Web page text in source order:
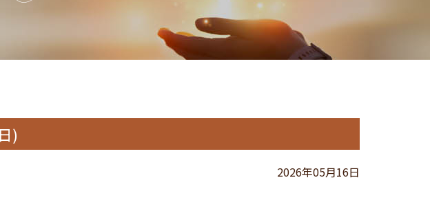
)
2026年05月16日